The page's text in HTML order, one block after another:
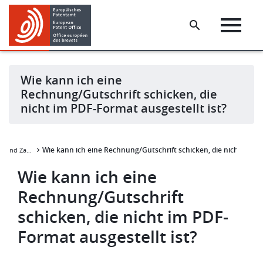
Skip
main
content
Skip
footer
Wie kann ich eine
Rechnung/Gutschrift schicken, die
nicht im PDF-Format ausgestellt ist?
Rechnungsstellung und Zahlung Wie kann ich eine Rechnung/Gutschrift schicken, die nicht im
Wie kann ich eine
Rechnung/Gutschrift
schicken, die nicht im PDF-
Format ausgestellt ist?